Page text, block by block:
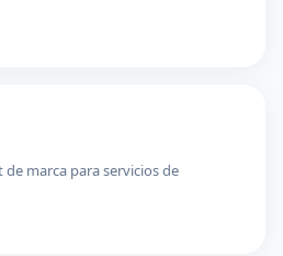
marca para servicios de